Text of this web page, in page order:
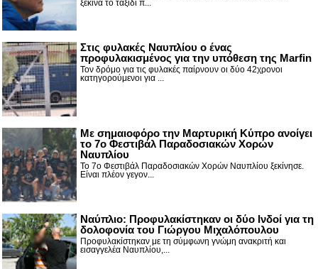
ξεκινά το ταξίδι π...
Στις φυλακές Ναυπλίου ο ένας
προφυλακισμένος για την υπόθεση της Marfin
Τον δρόμο για τις φυλακές παίρνουν οι δύο 42χρονοι
κατηγορούμενοι για ...
Με σημαιοφόρο την Μαρτυρική Κύπρο ανοίγει
το 7ο Φεστιβάλ Παραδοσιακών Χορών
Ναυπλίου
Το 7ο Φεστιβάλ Παραδοσιακών Χορών Ναυπλίου ξεκίνησε.
Είναι πλέον γεγον...
Ναύπλιο: Προφυλακίστηκαν οι δύο Ινδοί για τη
δολοφονία του Γιώργου Μιχαλόπουλου
Προφυλακίστηκαν με τη σύμφωνη γνώμη ανακριτή και
εισαγγελέα Ναυπλίου,...